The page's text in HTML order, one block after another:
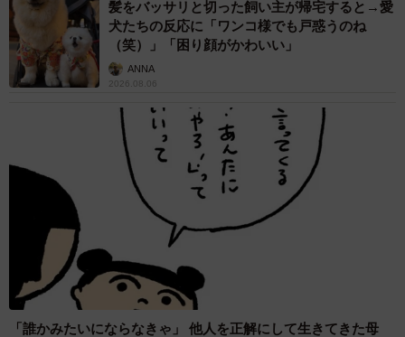
髪をバッサリと切った飼い主が帰宅すると→愛
犬たちの反応に「ワンコ様でも戸惑うのね
（笑）」「困り顔がかわいい」
ANNA
2026.08.06
「誰かみたいにならなきゃ」 他人を正解にして生きてきた母